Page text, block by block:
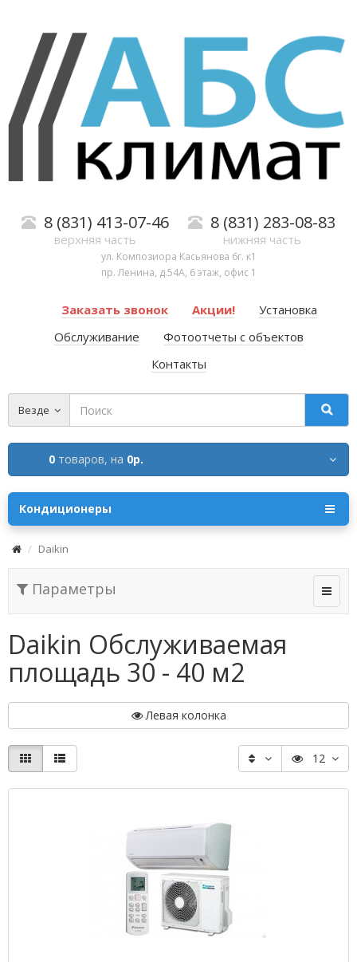
8 (831) 413-07-46
верхняя часть
8 (831) 283-08-83
нижняя часть
ул. Композиора Касьянова 6г. к1
пр. Ленина, д.54А, 6 этаж, офис 1
Заказать звонок Акции!
Установка
Обслуживание
Фотоотчеты с объектов
Контакты
Везде
0 товаров, на 0р.
Кондиционеры
Daikin
Параметры
Daikin Обслуживаемая
площадь 30 - 40 м2
Левая колонка
12